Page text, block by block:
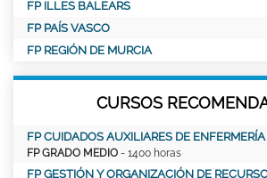
FP ILLES BALEARS
FP PAÍS VASCO
FP REGIÓN DE MURCIA
CURSOS
FP CUIDADOS AUXILIARES DE ENFERMERÍA
FP GRADO MEDIO - 1400 horas
FP GESTIÓN Y ORGANIZACIÓN DE